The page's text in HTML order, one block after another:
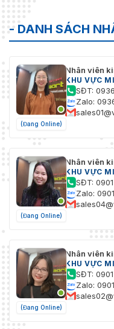
Mức độ chống ăn
mòn
- DANH SÁCH
(Đang Online)
Nhân viên
KHU VỰC
SĐT:
Zalo:
(Đang Online)
Nhân viên
KHU VỰC
SĐT:
Zalo:
(Đang Online)
Nhân viên
KHU VỰC
SĐT:
Zalo: